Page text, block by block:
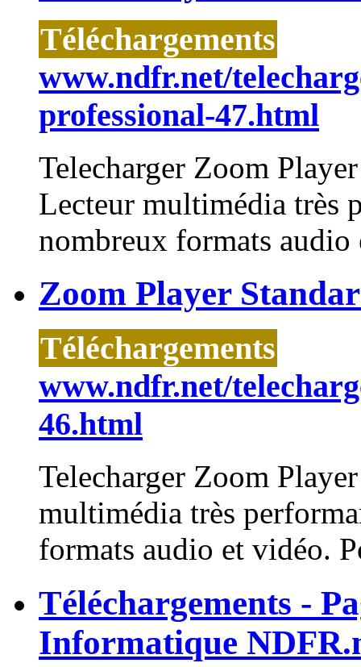
Téléchargements
www.ndfr.net/
professional-47.html
Telecharger Zoom Player
Lecteur multimédia très
nombreux formats
Zoom Player
Téléchargements
www.ndfr.net/
46.html
Telecharger Zoom Player
multimédia très
formats audio et vidéo.
Téléchargements -
Informatique